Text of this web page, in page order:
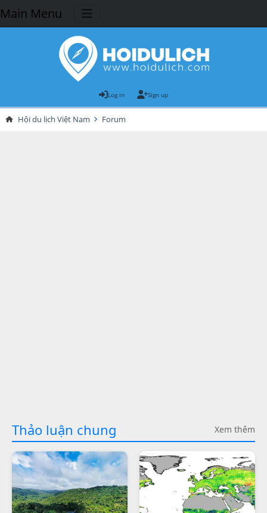
Main Menu
Log in Sign up
Hội du lịch Việt Nam Forum
Thảo luận chung Xem thêm